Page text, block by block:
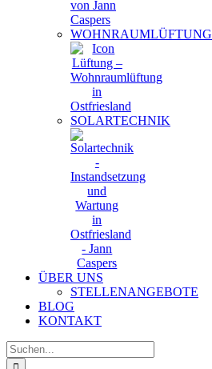
WOHNRAUMLÜFTUNG
SOLARTECHNIK
ÜBER UNS
STELLENANGEBOTE
BLOG
KONTAKT
Suche
nach: